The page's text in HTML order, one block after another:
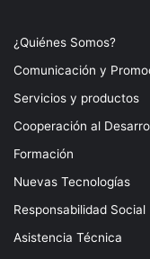
¿Quiénes Somos?
Comunicación y
Servicios y productos
Cooperación al
Formación
Nuevas Tecnologías
Responsabilidad Social
Asistencia Técnica